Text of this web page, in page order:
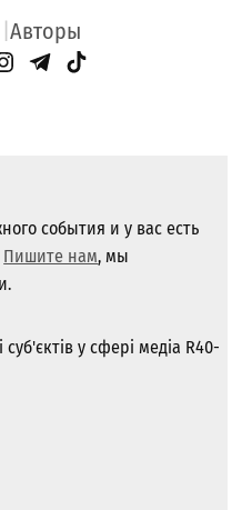
Авторы
Page
Instagram
Telegram
TikTok
события и у вас есть
Пишите нам, мы
у сфері медіа R40-